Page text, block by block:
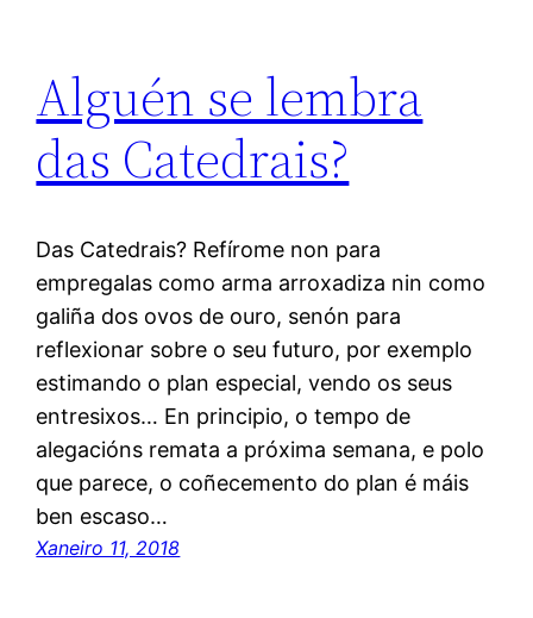
Alguén se lembra
das Catedrais?
Das Catedrais? Refírome non para
empregalas como arma arroxadiza nin como
galiña dos ovos de ouro, senón para
reflexionar sobre o seu futuro, por exemplo
estimando o plan especial, vendo os seus
entresixos… En principio, o tempo de
alegacións remata a próxima semana, e polo
que parece, o coñecemento do plan é máis
ben escaso…
Xaneiro 11, 2018